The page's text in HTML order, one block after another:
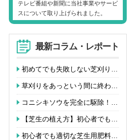
テレビ番組や新聞に当社事業やサービ
スについて取り上げられました。
最新コラム・レポート
初めてでも失敗しない芝刈り…
草刈りをあっという間に終わ…
コニシキソウを完全に駆除！…
【芝生の植え方】初心者でも…
初心者でも適切な芝生用肥料…